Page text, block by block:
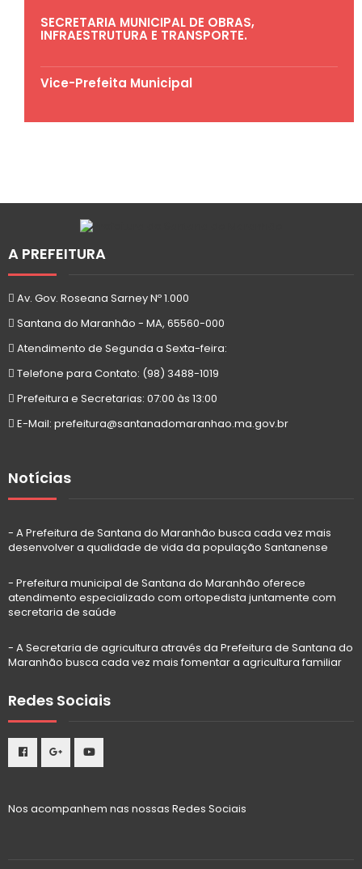
SECRETARIA MUNICIPAL DE OBRAS,
INFRAESTRUTURA E TRANSPORTE.
Vice-Prefeita Municipal
A PREFEITURA
Av. Gov. Roseana Sarney Nº 1.000
Santana do Maranhão - MA, 65560-000
Atendimento de Segunda a Sexta-feira:
Telefone para Contato: (98) 3488-1019
Prefeitura e Secretarias: 07:00 às 13:00
E-Mail: prefeitura@santanadomaranhao.ma.gov.br
Notícias
- A Prefeitura de Santana do Maranhão busca cada vez mais
desenvolver a qualidade de vida da população Santanense
- Prefeitura municipal de Santana do Maranhão oferece
atendimento especializado com ortopedista juntamente com
secretaria de saúde
- A Secretaria de agricultura através da Prefeitura de Santana do
Maranhão busca cada vez mais fomentar a agricultura familiar
Redes Sociais
Nos acompanhem nas nossas Redes Sociais